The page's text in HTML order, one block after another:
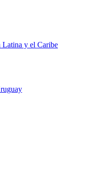
y el Caribe